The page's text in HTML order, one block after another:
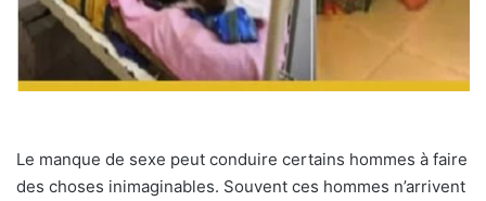
Le manque de sexe peut conduire certains hommes à faire
des choses inimaginables. Souvent ces hommes n’arrivent